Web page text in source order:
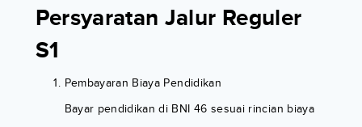
Persyaratan Jalur Reguler
S1
Pembayaran Biaya Pendidikan
Bayar pendidikan di BNI 46 sesuai rincian biaya